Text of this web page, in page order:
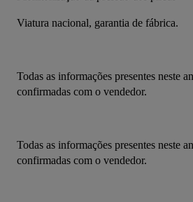
Viatura nacional, garantia de fábrica.
Todas as informações presentes neste
confirmadas com o vendedor.
Todas as informações presentes neste
confirmadas com o vendedor.